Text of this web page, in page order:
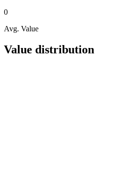
0
Avg. Value
Value distribution